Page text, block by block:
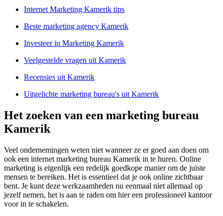
Internet Marketing Kamerik tips
Beste marketing agency Kamerik
Investeer in Marketing Kamerik
Veelgestelde vragen uit Kamerik
Recensies uit Kamerik
Uitgelichte marketing bureau's uit Kamerik
Het zoeken van een marketing bureau
Kamerik
Veel ondernemingen weten niet wanneer ze er goed aan doen om
ook een internet marketing bureau Kamerik in te huren. Online
marketing is eigenlijk een redelijk goedkope manier om de juiste
mensen te bereiken. Het is essentieel dat je ook online zichtbaar
bent. Je kunt deze werkzaamheden nu eenmaal niet allemaal op
jezelf nemen, het is aan te raden om hier een professioneel kantoor
voor in te schakelen.